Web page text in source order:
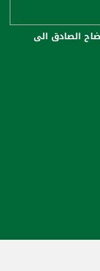
الصادق الى